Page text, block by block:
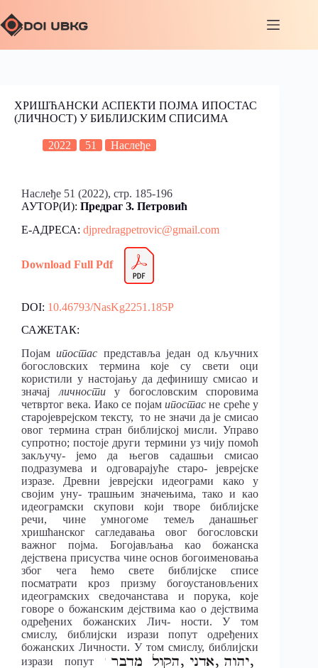
ХРИШЋАНСКИ АСПЕКТИ ПОЈМА ИПОСТАС
(ЛИЧНОСТ) У БИБЛИЈСКИМ СПИСИМА
2022 51 Наслеђе
Наслеђе 51 (2022), стр. 185-196
АУТОР(И): Предраг З. Петровић
Е-АДРЕСА: djpredragpetrovic@gmail.com
Download Full Pdf
DOI: 10.46793/NasKg2251.185P
САЖЕТАК:
Појамипостас представља један од кључних
богословских термина које су свети оци
користили у настојању да дефинишу смисао и
значај личностиу богословским споровима
четвртог века. Иако се појамипостасне среће у
старојеврејском тексту, то не значи да је смисао
овог термина стран библијској мисли. Управо
супротно; постоје други термини уз чију помоћ
закључу- јемо да његов садашњи смисао
подразумева и одговарајуће старо- јеврејске
изразе. Древни јеврејски идеограми како у
својим уну- трашњим значењима, тако и као
идеограмски скупови који творе библијске
речи, чине умногоме темељ данашњег
хришћанског сагледавања овог богословски
важног појма. Богојављања као божанска
дејствена присуства чине основ богоименовања
због чега ћемо свете библијске списе
посматрати кроз призму богоустановљених
идеограмских сведочанстава и порука, које
говоре о божанским дејствима као о дејствима
одређених божанских Лич- ности. У том
смислу, библијски изрази попут одређених
божанских Личности. У том смислу, библијски
изрази попут